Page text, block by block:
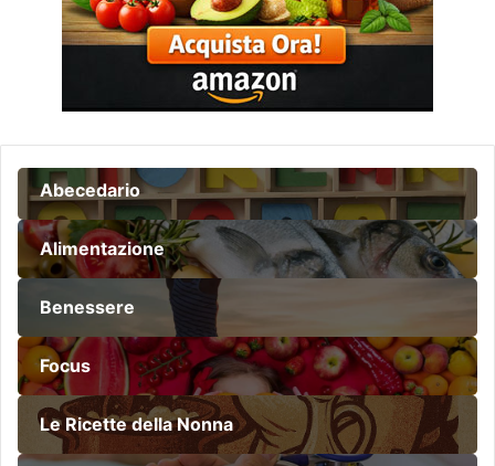
Abecedario
Alimentazione
Benessere
Focus
Le Ricette della Nonna